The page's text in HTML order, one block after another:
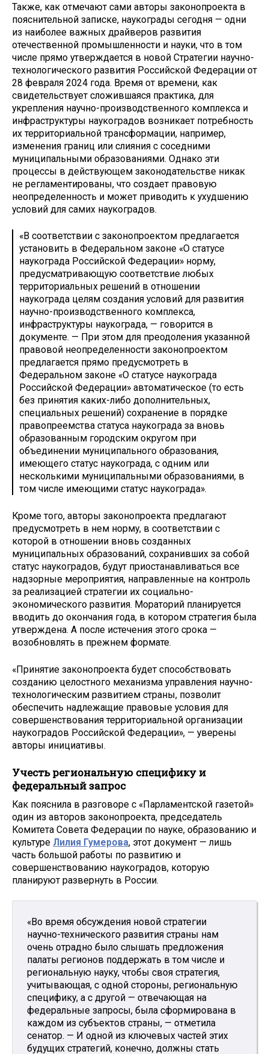
Также, как отмечают сами авторы законопроекта в
пояснительной записке, наукограды сегодня — одни
из наиболее важных драйверов развития
отечественной промышленности и науки, что в том
числе прямо утверждается в новой Стратегии научно-
технологического развития Российской Федерации от
28 февраля 2024 года. Время от времени, как
свидетельствует сложившаяся практика, для
укрепления научно-производственного комплекса и
инфраструктуры наукоградов возникает потребность
их территориальной трансформации, например,
изменения границ или слияния с соседними
муниципальными образованиями. Однако эти
процессы в действующем законодательстве никак
не регламентированы, что создает правовую
неопределенность и может приводить к ухудшению
условий для самих наукоградов.
«В соответствии с законопроектом предлагается
установить в Федеральном законе «О статусе
наукограда Российской Федерации» норму,
предусматривающую соответствие любых
территориальных решений в отношении
наукограда целям создания условий для развития
научно-производственного комплекса,
инфраструктуры наукограда, — говорится в
документе. — При этом для преодоления указанной
правовой неопределенности законопроектом
предлагается прямо предусмотреть в
Федеральном законе «О статусе наукограда
Российской Федерации» автоматическое (то есть
без принятия каких-либо дополнительных,
специальных решений) сохранение в порядке
правопреемства статуса наукограда за вновь
образованным городским округом при
объединении муниципального образования,
имеющего статус наукограда, с одним или
несколькими муниципальными образованиями, в
том числе имеющими статус наукограда».
Кроме того, авторы законопроекта предлагают
предусмотреть в нем норму, в соответствии с
которой в отношении вновь созданных
муниципальных образований, сохранивших за собой
статус наукоградов, будут приостанавливаться все
надзорные мероприятия, направленные на контроль
за реализацией стратегии их социально-
экономического развития. Мораторий планируется
вводить до окончания года, в котором стратегия была
утверждена. А после истечения этого срока —
возобновлять в прежнем формате.
«Принятие законопроекта будет способствовать
созданию целостного механизма управления научно-
технологическим развитием страны, позволит
обеспечить надлежащие правовые условия для
совершенствования территориальной организации
наукоградов Российской Федерации», — уверены
авторы инициативы.
Учесть региональную специфику и
федеральный запрос
Как пояснила в разговоре с «Парламентской газетой»
один из авторов законопроекта, председатель
Комитета Совета Федерации по науке, образованию и
культуре Лилия Гумерова, этот документ — лишь
часть большой работы по развитию и
совершенствованию наукоградов, которую
планируют развернуть в России.
«Во время обсуждения новой стратегии
научно-технического развития страны нам
очень отрадно было слышать предложения
палаты регионов поддержать в том числе и
региональную науку, чтобы своя стратегия,
учитывающая, с одной стороны, региональную
специфику, а с другой — отвечающая на
федеральные запросы, была сформирована в
каждом из субъектов страны, — отметила
сенатор. — И одной из ключевых частей этих
будущих стратегий, конечно, должны стать